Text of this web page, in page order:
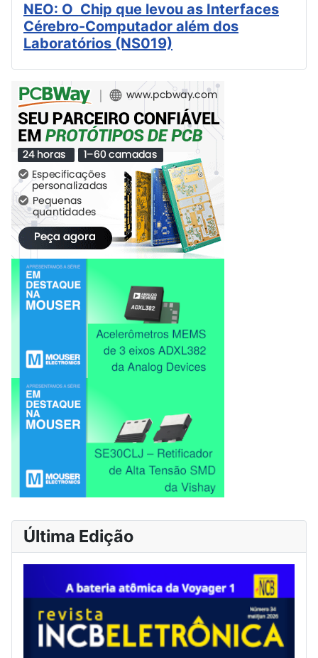
NEO: O Chip que levou as Interfaces
Cérebro-Computador além dos
Laboratórios (NS019)
Última Edição